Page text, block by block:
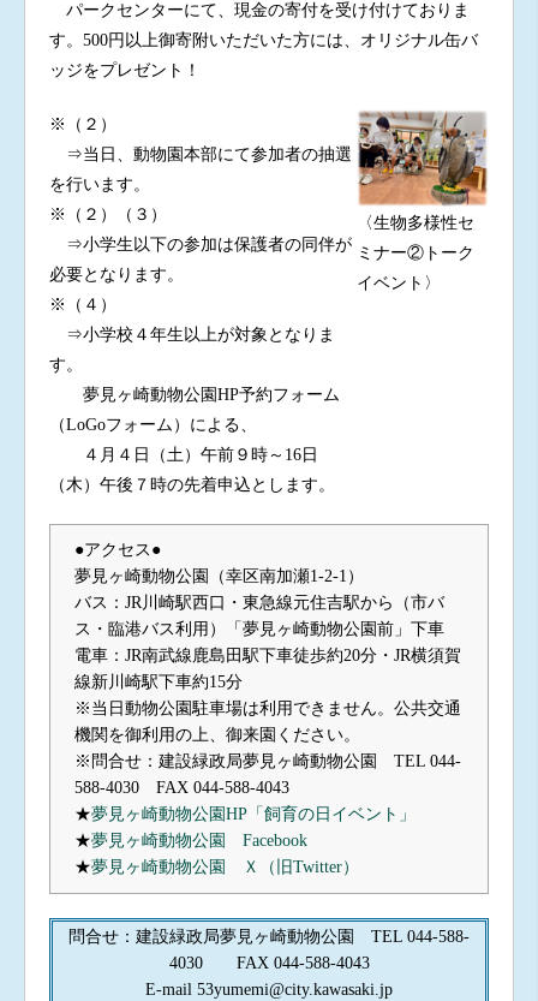
パークセンターにて、現金の寄付を受け付けておりま
す。500円以上御寄附いただいた方には、オリジナル缶バ
ッジをプレゼント！
※（２）
⇒当日、動物園本部にて参加者の抽選
を行います。
※（２）（３）
⇒小学生以下の参加は保護者の同伴が
必要となります。
※（４）
⇒小学校４年生以上が対象となりま
す。
夢見ヶ崎動物公園HP予約フォーム
（LoGoフォーム）による、
４月４日（土）午前９時～16日
（木）午後７時の先着申込とします。
〈生物多様性セ
ミナー②トーク
イベント〉
●アクセス●
夢見ヶ崎動物公園（幸区南加瀬1-2-1）
バス：JR川崎駅西口・東急線元住吉駅から（市バ
ス・臨港バス利用）「夢見ヶ崎動物公園前」下車
電車：JR南武線鹿島田駅下車徒歩約20分・JR横須賀
線新川崎駅下車約15分
※当日動物公園駐車場は利用できません。公共交通
機関を御利用の上、御来園ください。
※問合せ：建設緑政局夢見ヶ崎動物公園 TEL 044-
588-4030 FAX 044-588-4043
★夢見ヶ崎動物公園HP「飼育の日イベント」
★夢見ヶ崎動物公園 Facebook
★夢見ヶ崎動物公園 Ｘ（旧Twitter）
問合せ：建設緑政局夢見ヶ崎動物公園 TEL 044-588-
4030 FAX 044-588-4043
E-mail 53yumemi@city.kawasaki.jp